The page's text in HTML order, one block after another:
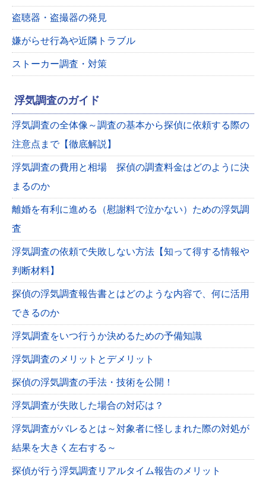
盗聴器・盗撮器の発見
嫌がらせ行為や近隣トラブル
ストーカー調査・対策
浮気調査のガイド
浮気調査の全体像～調査の基本から探偵に依頼する際の
注意点まで【徹底解説】
浮気調査の費用と相場 探偵の調査料金はどのように決
まるのか
離婚を有利に進める（慰謝料で泣かない）ための浮気調
査
浮気調査の依頼で失敗しない方法【知って得する情報や
判断材料】
探偵の浮気調査報告書とはどのような内容で、何に活用
できるのか
浮気調査をいつ行うか決めるための予備知識
浮気調査のメリットとデメリット
探偵の浮気調査の手法・技術を公開！
浮気調査が失敗した場合の対応は？
浮気調査がバレるとは～対象者に怪しまれた際の対処が
結果を大きく左右する～
探偵が行う浮気調査リアルタイム報告のメリット